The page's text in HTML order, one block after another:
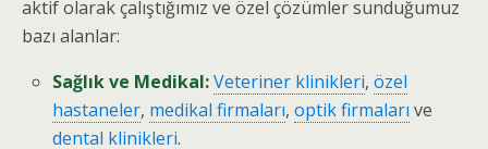
aktif olarak çalıştığımız ve özel çözümler sunduğumuz
bazı alanlar:
Sağlık ve Medikal: Veteriner klinikleri,özel
hastaneler, medikal firmaları,optik firmaları ve
dental klinikleri.